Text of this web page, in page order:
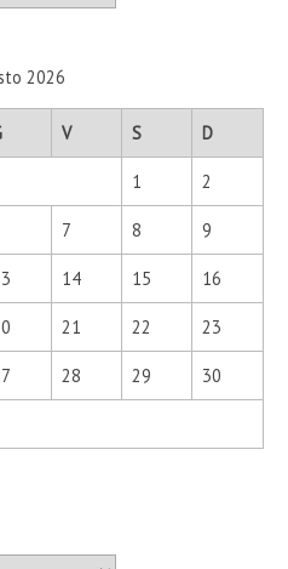
2026
V S D
1 2
7 8 9
14 15 16
21 22 23
28 29 30